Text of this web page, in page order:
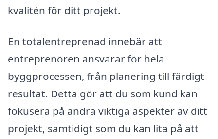
kvalitén för ditt projekt.
En totalentreprenad innebär att
entreprenören ansvarar för hela
byggprocessen, från planering till färdigt
resultat. Detta gör att du som kund kan
fokusera på andra viktiga aspekter av ditt
projekt, samtidigt som du kan lita på att